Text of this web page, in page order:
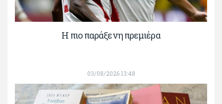
H πιο παράξενη πρεμιέρα
03/08/2026 13:48